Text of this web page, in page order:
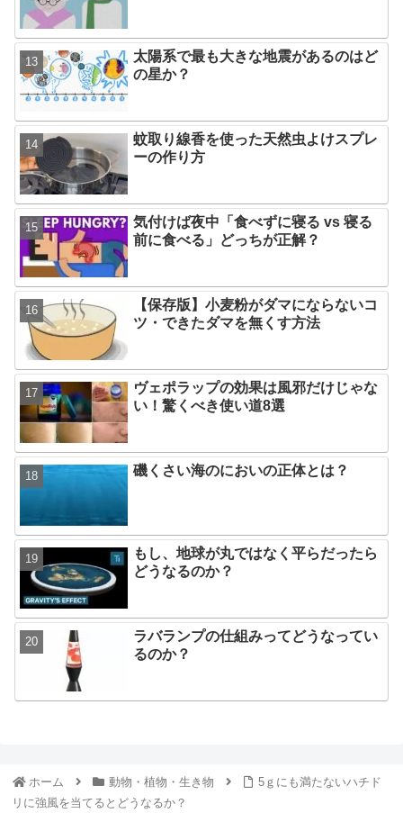
太陽系で最も大きな地震があるのはど
の星か？
蚊取り線香を使った天然虫よけスプレ
ーの作り方
気付けば夜中「食べずに寝る vs 寝る
前に食べる」どっちが正解？
【保存版】小麦粉がダマにならないコ
ツ・できたダマを無くす方法
ヴェポラップの効果は風邪だけじゃな
い！驚くべき使い道8選
磯くさい海のにおいの正体とは？
もし、地球が丸ではなく平らだったら
どうなるのか？
ラバランプの仕組みってどうなってい
るのか？
ホーム 動物・植物・生き物
5ｇにも満たないハチド
リに強風を当てるとどうなるか？